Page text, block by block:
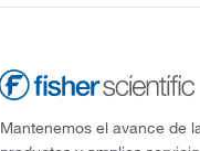
Mantenemos el avance de